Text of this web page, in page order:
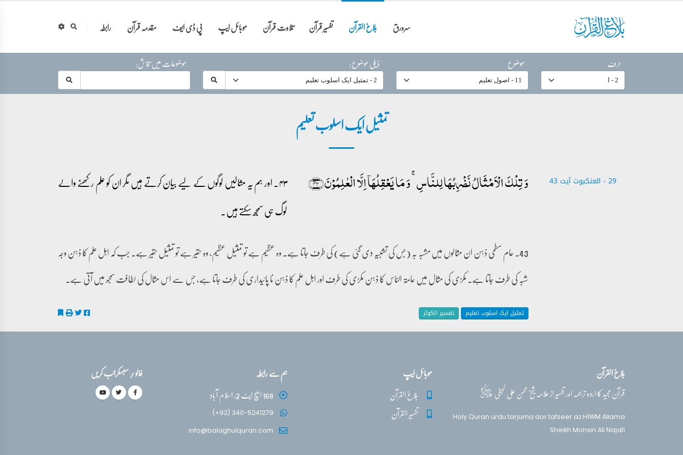
سرورق بلاغ القرآن تفسیر قرآن تلاوت قرآن موبائل ایپ پی ڈی ایف مقدمہ قرآن
رابطہ
حرف
موضوع ذیلی موضوع: موضوعات میں تلاش:
تمثیل ایک اسلوب تعلیم
29 - ‎العنكبوت‎ آیت 43 وَ تِلۡکَ الۡاَمۡثَالُ نَضۡرِبُہَا لِلنَّاسِ ۚ وَ مَا یَعۡقِلُہَاۤ اِلَّا الۡعٰلِمُوۡنَ﴿۴۳﴾
۴۳۔ اور ہم یہ مثالیں لوگوں کے لیے بیان کرتے ہیں مگر ان کو علم رکھنے والے
لوگ ہی سمجھ سکتے ہیں۔
43۔ عام سطحی ذہن ان مثالوں میں مشبہ بہ (جس کی تشبیہ دی گئی ہے) کی طرف جاتا ہے۔ وہ عظیم ہے تو تمثیل عظیم، وہ حقیر ہے تو تمثیل حقیر ہے۔ جب کہ اہل علم کا ذہن وجہ
شبہ کی طرف جاتا ہے۔ مکڑی کی مثال میں عامۃ الناس کا ذہن مکڑی کی طرف اور اہل علم کا ذہن نا پائیداری کی طرف جاتا ہے، جس سے اس مثال کی لطافت سمجھ میں آتی ہے۔
تمثیل ایک اسلوب تعلیم تفسیر الکوثر
بلاغ القرآن
قرآن مجید کا اردو ترجمہ اور تفسیر از علامہ شیخ محسن علی نجفیقدس‌سره
Holy Quran urdu tarjuma aor tafseer az HIWM Allama
Sheikh Mohsin Ali Najafi
موبائل ایپ
بلاغ القرآن
تفسیر القرآن
ہم سے رابطہ
168 ایچ ایٹ 2، اسلام آباد
(+92) 340-5241279
info@balaghulquran.com
فالو / سبسکرائب کریں